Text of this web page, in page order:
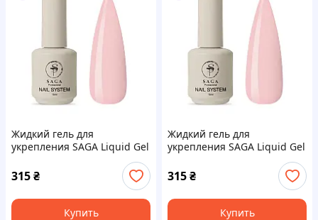
Жидкий гель для
укрепления SAGA Liquid Gel
315₴
Купить
Жидкий гель для
укрепления SAGA Liquid Gel
315₴
Купить